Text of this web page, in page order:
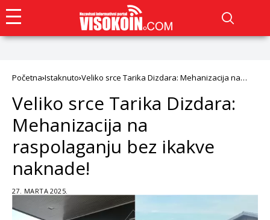
Početna Istaknuto Veliko srce Tarika Dizdara: Mehanizacija na
Veliko srce Tarika Dizdara:
Mehanizacija na
raspolaganju bez ikakve
naknade!
27. MARTA 2025.